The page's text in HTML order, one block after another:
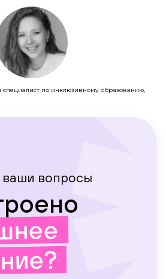
специалист по инклюзивному образованию,
вопросы